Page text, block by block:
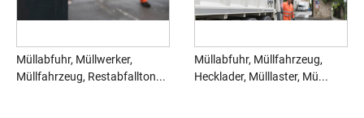
Müllabfuhr, Müllwerker,
Müllfahrzeug, Restabfallton...
Müllabfuhr, Müllfahrzeug,
Hecklader, Mülllaster, Mü...